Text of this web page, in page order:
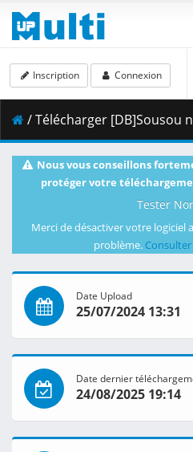
Inscription Connexion
/ Télécharger [DB]Sousou no Frieren_-_26_(Dual
Nous vous conseillons
protéger votre
Tester
Merci de désactiver votre logiciel
problème.
Date Upload
25/07/2024 13:31
Date dernier
24/08/2025 19:14